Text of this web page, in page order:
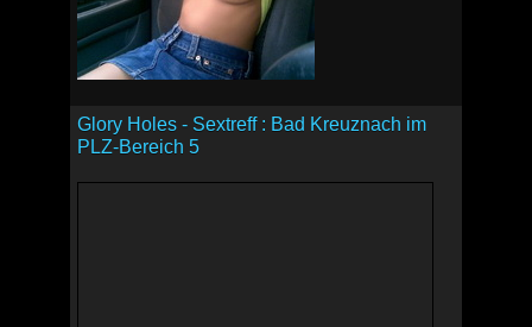
Glory Holes - Sextreff : Bad Kreuznach im
PLZ-Bereich 5